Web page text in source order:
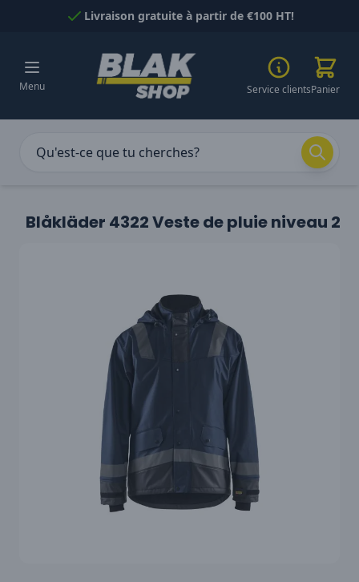
Passer au contenuLivraison gratuite à partir de €100 HT!
Menu Service clientsPanier
Blåkläder 4322 Veste de pluie niveau 2